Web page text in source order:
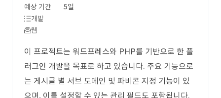
예상 기간
5일
개발
웹
이 프로젝트는 워드프레스와 PHP를 기반으로 한 플
러그인 개발을 목표로 하고 있습니다. 주요 기능으로
는 게시글 별 서브 도메인 및 파비콘 지정 기능이 있
으며, 이를 설정할 수 있는 관리 필드도 포함됩니다.